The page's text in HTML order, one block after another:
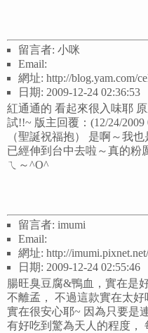
留言者: 小咪
Email:
網址: http://blog.yam.com/
日期: 2009-12-24 02:36:53
紅通通的 看起來很入味耶
試!!~ 版主回覆：(12/24/
（聖誕祝福抱） 是啊～我
已經伸到台中去啦～真的粉
ㄟ～^O^
留言者: imumi
Email:
網址: http://
日期: 2009-12-24 02:55:46
腸旺臭豆腐&鴨血，實在是
不離孟， 不過這款實在太好
實在很安心耶~ 因為只要是
有好吃到驚為天人的程度，